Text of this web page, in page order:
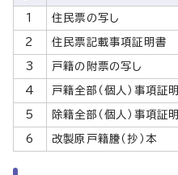
1 住民票の写し
2 住民票記載事項証明書
3 戸籍の附票の写し
4 戸籍全部（個人）事項証
5 除籍全部（個人）事項証
6 改製原戸籍謄（抄）本